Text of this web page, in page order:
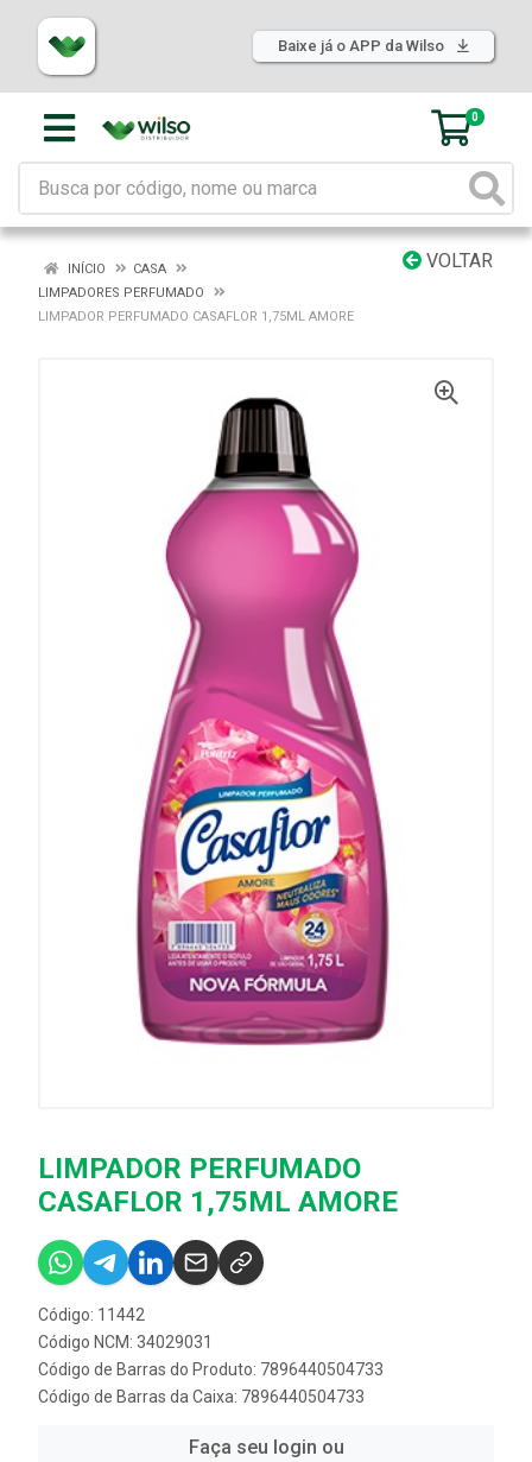
Baixe já o APP da Wilso
0
VOLTAR
INÍCIO
CASA
LIMPADORES PERFUMADO
LIMPADOR PERFUMADO CASAFLOR 1,75ML AMORE
LIMPADOR PERFUMADO
CASAFLOR 1,75ML AMORE
Código: 11442
Código NCM: 34029031
Código de Barras do Produto: 7896440504733
Código de Barras da Caixa: 7896440504733
Faça seu login ou